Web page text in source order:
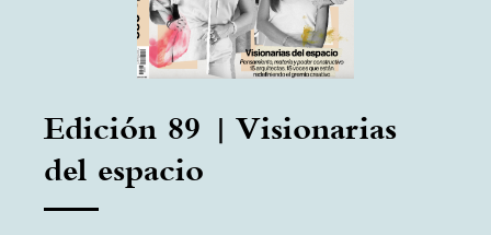
Edición 89 | Visionarias
del espacio